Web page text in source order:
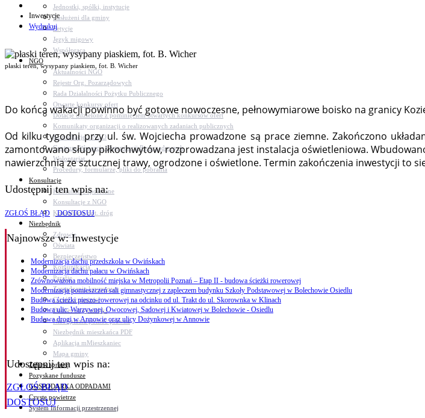
Jednostki, spółki, instytucje
Zasłużeni dla gminy
Petycje
Język migowy
Współpraca
NGO
Aktualności NGO
Rejestr Org. Pozarządowych
Rada Działalności Pożytku Publicznego
Otwarte konkursy ofert
Dotacje udzielone z pominięciem otwartych konkursów ofert
Komunikaty organizacji o realizowanych zadaniach publicznych
Konsultacje z NGO
Centrum Wsparcia Organizacji Pozarządowych
Wolontariat
Procedury, formularze, pliki do pobrania
Konsultacje
Konsultacje społeczne
Konsultacje z NGO
Konsultacje dot. dróg
Niezbędnik
Zdrowie
Oświata
Bezpieczeństwo
Komunikacja
Parafie
Zarządzanie kryzysowe
C.ześć w gminie!
Budżet obywatelski
Nieodpłatna pomoc prawna
Niezbędnik mieszkańca PDF
Aplikacja mMieszkaniec
Mapa gminy
Załatw sprawę
Pozyskane fundusze
GOSPODARKA ODPADAMI
Czyste powietrze
System Informacji przestrzennej
Inwestycje
Wydrukuj
płaski teren, wysypany piaskiem, fot. B. Wicher
Do końca wakacji powinno być gotowe nowoczesne, pełnowymiarowe boisko na granicy
Od kilku tygodni przy ul. św. Wojciecha prowadzone są prace ziemne. Zakończono
zamontowano słupy piłkochwytów, rozprowadzana jest instalacja oświetleniowa.
nawierzchnią ze sztucznej trawy, ogrodzone i oświetlone. Termin zakończenia inwestycji to
Udostępnij ten wpis na:
ZGŁOŚ BŁĄD DOSTOSUJ
Najnowszew: Inwestycje
Modernizacja dachu przedszkola w Owińskach
Modernizacja dachu pałacu w Owińskach
Zrównoważona mobilność miejska w Metropolii Poznań – Etap II - budowa ścieżki rowerowej
Modernizacja pomieszczeń sali gimnastycznej z zapleczem budynku Szkoły Podstawowej w Bolechowie Osiedlu
Budowa ścieżki pieszo-rowerowej na odcinku od ul. Trakt do ul. Skorownka w Klinach
Budowa ulic: Warzywnej, Owocowej, Sadowej i Kwiatowej w Bolechowie - Osiedlu
Budowa drogi w Annowie oraz ulicy Dożynkowej w Annowie
Udostępnij ten wpis na:
ZGŁOŚ BŁĄD
DOSTOSUJ